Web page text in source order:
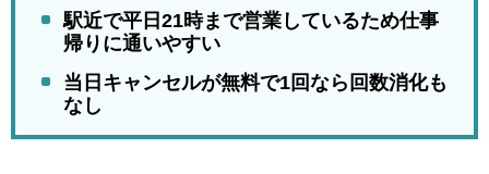
駅近で平日21時まで営業しているため仕事
帰りに通いやすい
当日キャンセルが無料で1回なら回数消化も
なし